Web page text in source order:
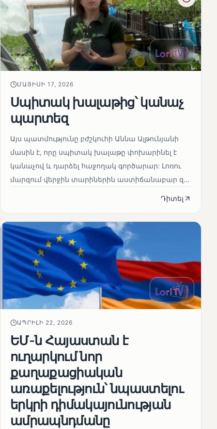
ՄԱՅԻՍԻ 17, 2026
Սպիտակ խալաթից՝ կանաչ
պարտեզ
Այս պատմությունը բժշկուհի Աննա Ալթունյանի
մասին է, որը սպիտակ խալաթը փոխարինել է
կանաչով և դարձել հաջողակ գործարար: Լոռու
մարզում վերջին տարիներին աստիճանաբար զ...
Դիտել
ԱՊՐԻԼԻ 22, 2026
ԵՄ-ն Հայաստան է
ուղարկում նոր
քաղաքացիական
առաքելություն՝ նպաստելու
երկրի դիմակայունության
ամրապնդմանը